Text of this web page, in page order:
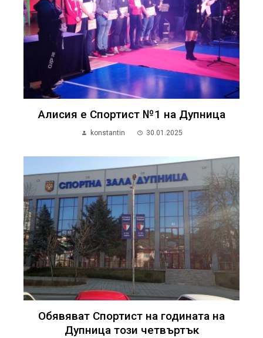
Алисия е Спортист №1 на Дупница
konstantin 30.01.2025
Обявяват Спортист на годината на
Дупница този четвъртък